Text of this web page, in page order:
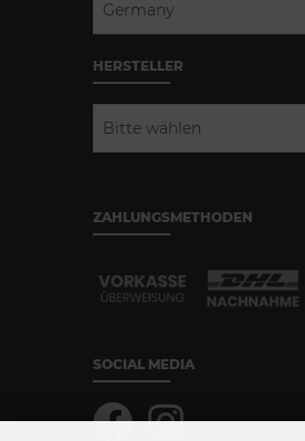
Germany
HERSTELLER
Bitte wählen
ZAHLUNGSMETHODEN
SOCIAL MEDIA